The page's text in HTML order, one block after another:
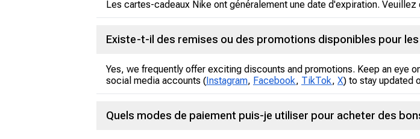
Les cartes-cadeaux Nike ont généralement une date d'expiration.
Existe-t-il des remises ou des promotions disponibles pour
Yes, we frequently offer exciting discounts and promotions. Keep an eye
social media accounts (Instagram, Facebook, TikTok, X) to stay updated
Quels modes de paiement puis-je utiliser pour acheter des